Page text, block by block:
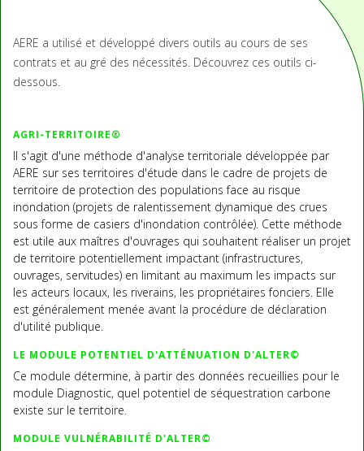
AERE a utilisé et développé divers outils au cours de ses
contrats et au gré des nécessités. Découvrez ces outils ci-
dessous.
AGRI-TERRITOIRE®
Il s'agit d'une méthode d'analyse territoriale développée par
AERE sur ses territoires d'étude dans le cadre de projets de
territoire de protection des populations face au risque
inondation (projets de ralentissement dynamique des crues
sous forme de casiers d'inondation contrôlée). Cette méthode
est utile aux maîtres d'ouvrages qui souhaitent réaliser un projet
de territoire potentiellement impactant (infrastructures,
ouvrages, servitudes) en limitant au maximum les impacts sur
les acteurs locaux, les riverains, les propriétaires fonciers. Elle
est généralement menée avant la procédure de déclaration
d'utilité publique.
LE MODULE POTENTIEL D'ATTÉNUATION D'ALTER©
Ce module détermine, à partir des données recueillies pour le
module Diagnostic, quel potentiel de séquestration carbone
existe sur le territoire.
MODULE VULNÉRABILITÉ D'ALTER©